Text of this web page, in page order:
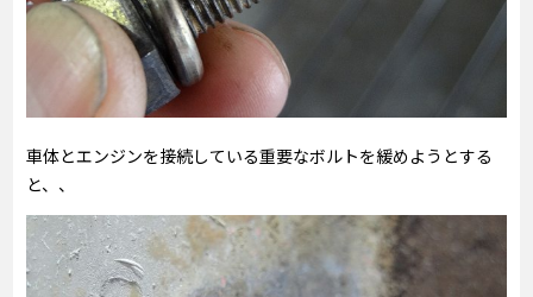
車体とエンジンを接続している重要なボルトを緩めようとする
と、、